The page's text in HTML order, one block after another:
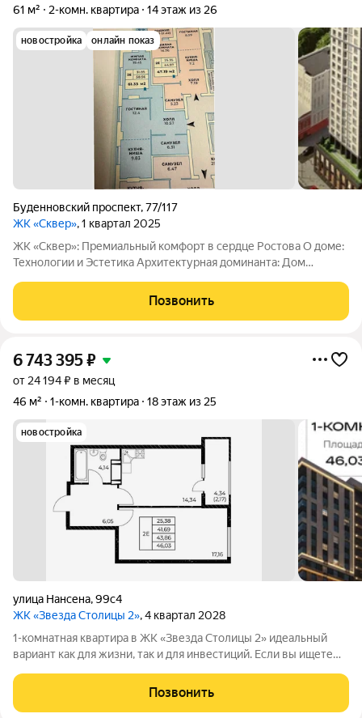
61 м² 2-комн. квартира 14 этаж из 26
новостройка онлайн показ
Буденновский проспект,77/117
ЖК «Сквер», 1 квартал 2025
ЖК «Сквер»: Премиальный комфорт в сердце Ростова О доме:
Технологии и Эстетика Архитектурная доминанта: Дом
облицован элитным бельгийским кирпичом с авторской
архитектурной подсветкой.
Позвонить
6 743 395₽
от 24 194 ₽ в месяц
46 м²
1-комн. квартира 18 этаж из 25
новостройка
улица Нансена,99с4
ЖК «Звезда Столицы 2», 4 квартал 2028
1-комнатная квартира в ЖК «Звезда Столицы 2» идеальный
вариант как для жизни, так и для инвестиций. Если вы ищете
Акции и условия покупки!
Позвонить